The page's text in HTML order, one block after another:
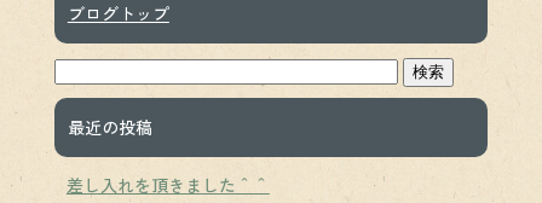
ブログトップ
最近の投稿
差し入れを頂きました＾＾